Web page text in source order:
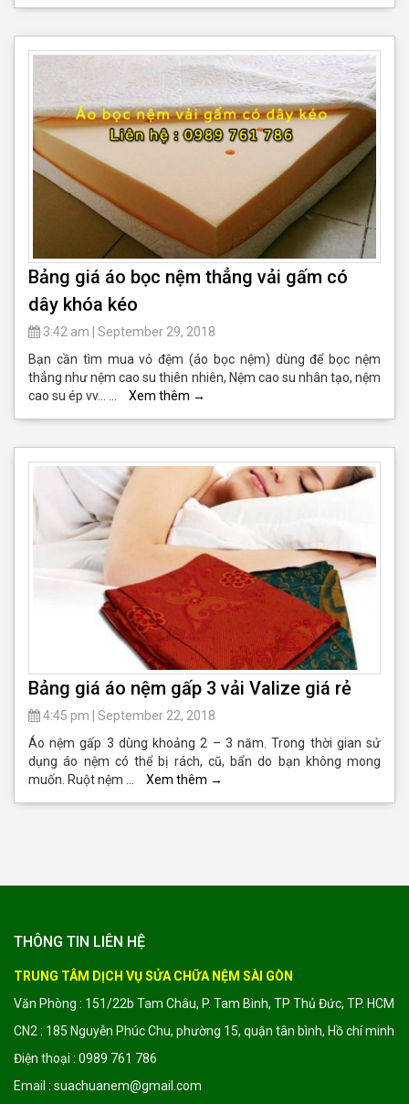
Bảng giá áo bọc nệm thẳng vải gấm có
dây khóa kéo
3:42 am
September 29, 2018
Bạn cần tìm mua vỏ đệm (áo bọc nệm) dùng để bọc nệm
thẳng như nệm cao su thiên nhiên, Nệm cao su nhân tạo, nệm
cao su ép vv… …
Xem thêm →
Bảng giá áo nệm gấp 3 vải Valize giá rẻ
4:45 pm
September 22, 2018
Áo nệm gấp 3 dùng khoảng 2 – 3 năm. Trong thời gian sử
dụng áo nệm có thể bị rách, cũ, bẩn do bạn không mong
muốn. Ruột nệm …
Xem thêm →
THÔNG TIN LIÊN HỆ
TRUNG TÂM DỊCH VỤ SỬA CHỮA NỆM SÀI GÒN
Văn Phòng : 151/22b Tam Châu, P. Tam Bình, TP Thủ Đức, TP. HCM
CN2 : 185 Nguyễn Phúc Chu, phường 15, quận tân bình, Hồ chí minh
Điện thoại : 0989 761 786
Email : suachuanem@gmail.com